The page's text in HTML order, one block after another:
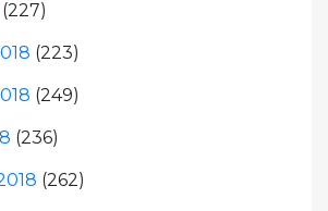
(227)
(223)
(249)
(236)
(262)